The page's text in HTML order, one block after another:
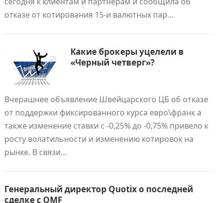
отказе от котирования 15-и валютных пар…
Какие брокеры уцелели в
«Черный четверг»?
Вчерашнее объявление Швейцарского ЦБ об отказе
от поддержки фиксированного курса евро\франк а
также изменение ставки с -0,25% до -0,75% привело к
росту волатильности и изменению котировок на
рынке. В связи…
Генеральный директор Quotix о последней
сделке с OMF